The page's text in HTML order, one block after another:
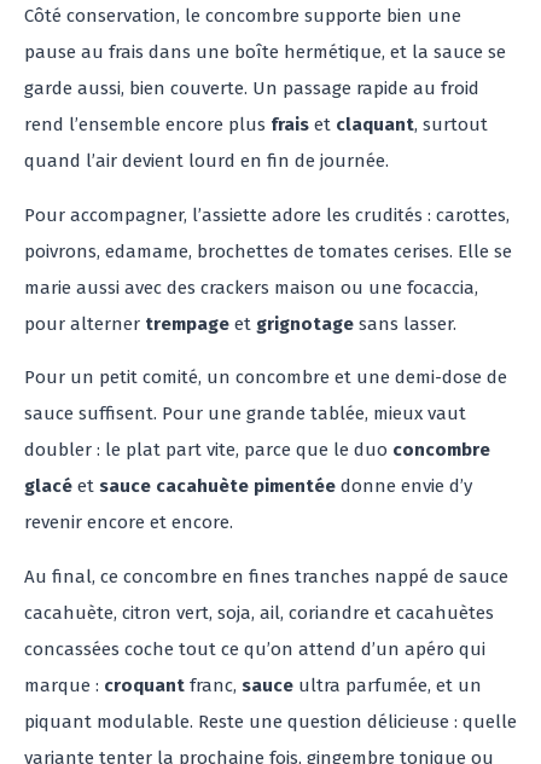
Côté conservation, le concombre supporte bien une
pause au frais dans une boîte hermétique, et la sauce se
garde aussi, bien couverte. Un passage rapide au froid
rend l’ensemble encore plus frais et claquant, surtout
quand l’air devient lourd en fin de journée.
Pour accompagner, l’assiette adore les crudités : carottes,
poivrons, edamame, brochettes de tomates cerises. Elle se
marie aussi avec des crackers maison ou une focaccia,
pour alterner trempage et grignotage sans lasser.
Pour un petit comité, un concombre et une demi-dose de
sauce suffisent. Pour une grande tablée, mieux vaut
doubler : le plat part vite, parce que le duo concombre
glacé et sauce cacahuète pimentée donne envie d’y
revenir encore et encore.
Au final, ce concombre en fines tranches nappé de sauce
cacahuète, citron vert, soja, ail, coriandre et cacahuètes
concassées coche tout ce qu’on attend d’un apéro qui
marque : croquant franc, sauce ultra parfumée, et un
piquant modulable. Reste une question délicieuse : quelle
variante tenter la prochaine fois, gingembre tonique ou